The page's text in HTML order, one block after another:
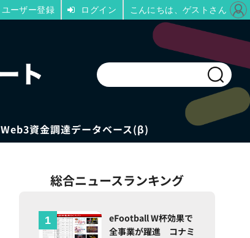
Web3資金調達データベース(β)
総合ニュースランキング
eFootball W杯効果で
全事業が躍進 コナミ
ユーザー登録 ログイン こんにちは、ゲストさん